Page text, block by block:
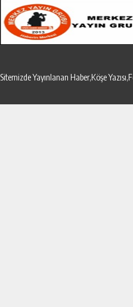
Sitemizde Yayınlanan Haber,Köşe